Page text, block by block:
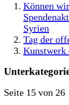
Können
Syrien
Tag der
Kunstwerk
Seite 15 von 26